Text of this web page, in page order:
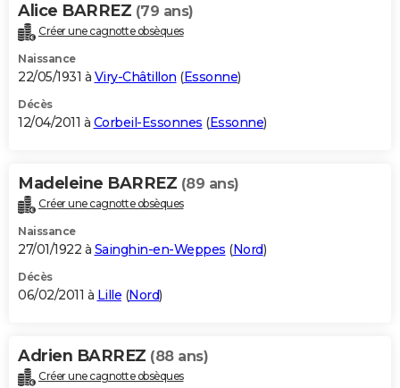
Alice BARREZ (79 ans)
Créer une cagnotte obsèques
Naissance
22/05/1931 à Viry-Châtillon (Essonne)
Décès
12/04/2011 à Corbeil-Essonnes (Essonne)
Madeleine BARREZ (89 ans)
Créer une cagnotte obsèques
Naissance
27/01/1922 à Sainghin-en-Weppes (Nord)
Décès
06/02/2011 à Lille (Nord)
Adrien BARREZ (88 ans)
Créer une cagnotte obsèques